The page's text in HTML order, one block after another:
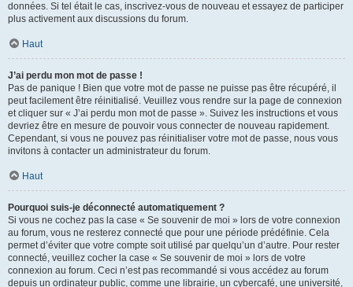
données. Si tel était le cas, inscrivez-vous de nouveau et essayez de participer
plus activement aux discussions du forum.
Haut
J’ai perdu mon mot de passe !
Pas de panique ! Bien que votre mot de passe ne puisse pas être récupéré, il
peut facilement être réinitialisé. Veuillez vous rendre sur la page de connexion
et cliquer sur « J’ai perdu mon mot de passe ». Suivez les instructions et vous
devriez être en mesure de pouvoir vous connecter de nouveau rapidement.
Cependant, si vous ne pouvez pas réinitialiser votre mot de passe, nous vous
invitons à contacter un administrateur du forum.
Haut
Pourquoi suis-je déconnecté automatiquement ?
Si vous ne cochez pas la case « Se souvenir de moi » lors de votre connexion
au forum, vous ne resterez connecté que pour une période prédéfinie. Cela
permet d’éviter que votre compte soit utilisé par quelqu’un d’autre. Pour rester
connecté, veuillez cocher la case « Se souvenir de moi » lors de votre
connexion au forum. Ceci n’est pas recommandé si vous accédez au forum
depuis un ordinateur public, comme une librairie, un cybercafé, une université,